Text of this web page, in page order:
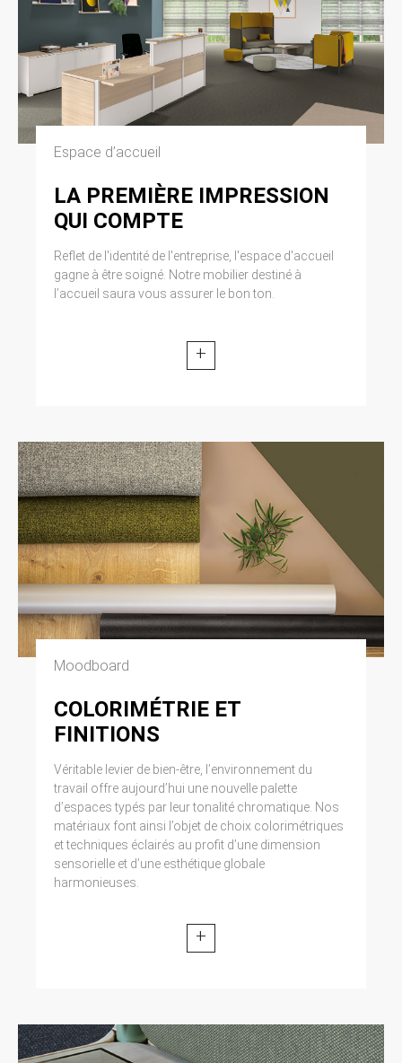
Espace d’accueil
LA PREMIÈRE IMPRESSION
QUI COMPTE
Reflet de l'identité de l'entreprise, l'espace d'accueil
gagne à être soigné. Notre mobilier destiné à
l’accueil saura vous assurer le bon ton.
+
Moodboard
COLORIMÉTRIE ET
FINITIONS
Véritable levier de bien-être, l’environnement du
travail offre aujourd’hui une nouvelle palette
d’espaces typés par leur tonalité chromatique. Nos
matériaux font ainsi l’objet de choix colorimétriques
et techniques éclairés au profit d’une dimension
sensorielle et d’une esthétique globale
harmonieuses.
+